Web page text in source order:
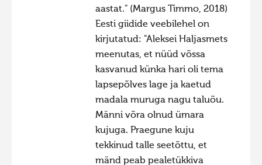
aastat." (Margus Timmo, 2018)
Eesti giidide veebilehel on
kirjutatud: "Aleksei Haljasmets
meenutas, et nüüd võssa
kasvanud künka hari oli tema
lapsepõlves lage ja kaetud
madala muruga nagu taluõu.
Männi võra olnud ümara
kujuga. Praegune kuju
tekkinud talle seetõttu, et
mänd peab pealetükkiva